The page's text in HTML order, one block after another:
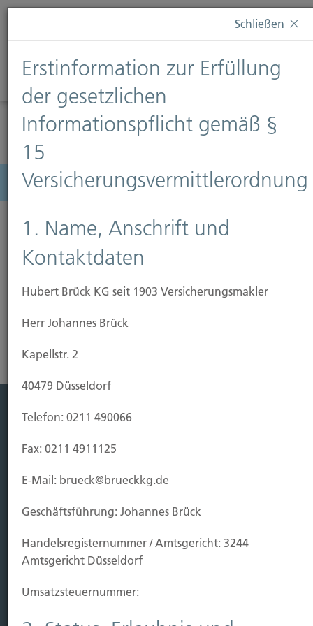
Diese Webseite verwendet Cookies. Wenn Sie weiterhin
Informationen finden Sie auf unserer SeiteDatenschutz
Diese Nachricht nicht erneut anzeigen
Menü
Leben
Vorsorgen
Kauf Grundstück
Baubeginn
Schaden
Schließen
Erstinformation zur Erfüllung
der gesetzlichen
Informationspflicht gemäß §
15
Versicherungsvermittlerordnung
1. Name, Anschrift und
Kontaktdaten
Hubert Brück KG seit 1903 Versicherungsmakler
Herr Johannes Brück
Kapellstr. 2
40479 Düsseldorf
Telefon: 0211 490066
Fax: 0211 4911125
E-Mail: brueck@brueckkg.de
Geschäftsführung: Johannes Brück
Handels­registernummer / Amtsgericht: 3244
Amtsgericht Düsseldorf
Umsatzsteuer­nummer: